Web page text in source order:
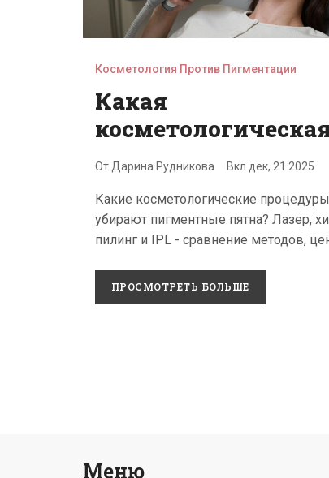
Косметология Против Пигментации
Какая
процедура убирает
эффективные
2025 года
От Дарина Рудникова Вкл дек, 21 2025
Какие косметологические
убирают пигментные пятна? Лазер,
пилинг и IPL - сравнение методов,
в 2025 году.
ПРОСМОТРЕТЬ БОЛЬШЕ
Меню